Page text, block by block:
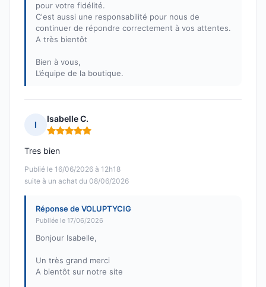
pour votre fidélité.
C'est aussi une responsabilité pour nous de
continuer de répondre correctement à vos attentes.
A très bientôt
Bien à vous,
L’équipe de la boutique.
I
Isabelle C.
Note : 5 sur 5
Publié le 16/06/2026 à 12h18
suite à un achat du 08/06/2026
Tres bien
Réponse de VOLUPTYCIG
Publiée le 17/06/2026
Bonjour Isabelle,
Un très grand merci
A bientôt sur notre site